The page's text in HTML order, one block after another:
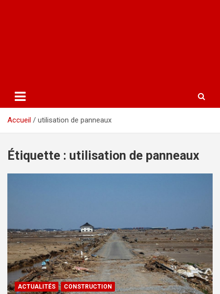
Accueil utilisation de panneaux
Étiquette : utilisation de panneaux
ACTUALITÉS CONSTRUCTION